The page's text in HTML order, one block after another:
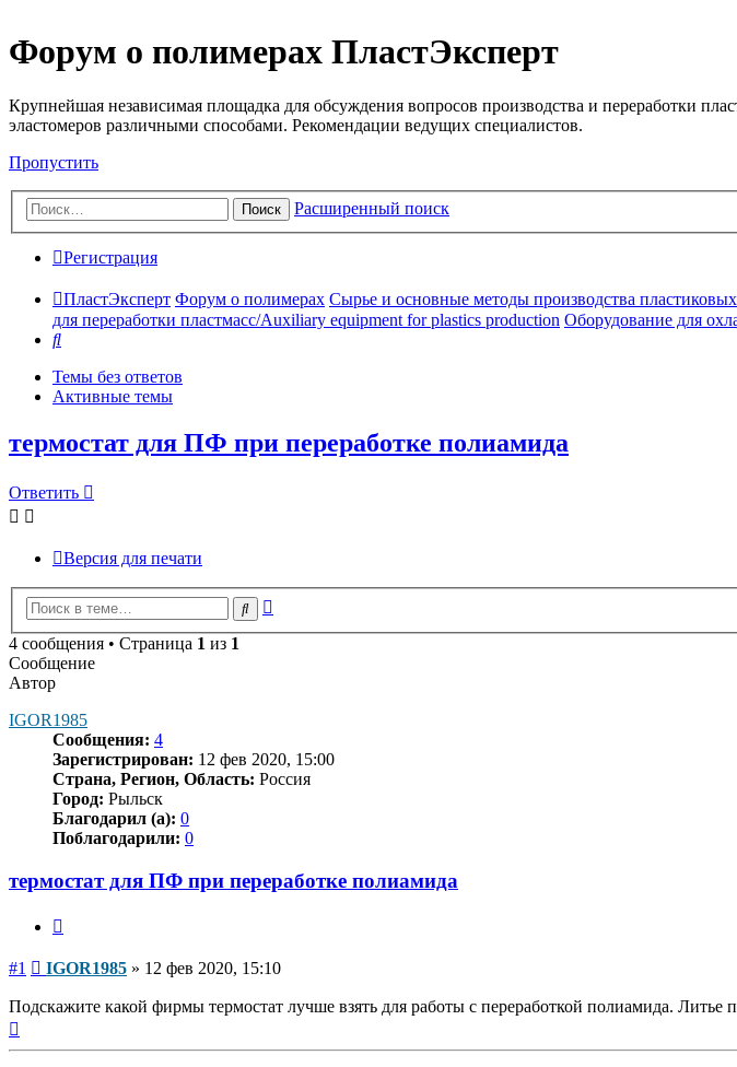
Форум о полимерах ПластЭксперт
Крупнейшая независимая площадка для обсуждения вопросов производства и переработки
эластомеров различными способами. Рекомендации ведущих специалистов.
Пропустить
Поиск Расширенный поиск
Регистрация
ПластЭксперт Форум о полимерах Сырье и основные методы производства
для переработки пластмасс/Auxiliary equipment for plastics production Оборудование для
Поиск
Темы без ответов
Активные темы
термостат для ПФ при переработке полиамида
Ответить
Версия для печати
Поиск
4 сообщения • Страница 1 из 1
Сообщение
Автор
IGOR1985
Сообщения: 4
Зарегистрирован: 12 фев 2020, 15:00
Страна, Регион, Область: Россия
Город: Рыльск
Благодарил (а): 0
Поблагодарили: 0
термостат для ПФ при переработке полиамида
#1 Сообщение
IGOR1985 » 12 фев 2020, 15:10
Подскажите какой фирмы термостат лучше взять для работы с переработкой полиамида.